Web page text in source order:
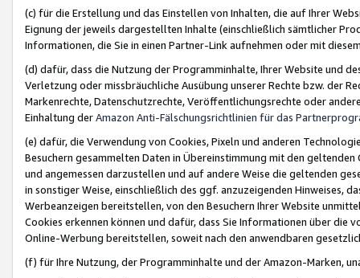
(c) für die Erstellung und das Einstellen von Inhalten, die auf Ihrer
Eignung der jeweils dargestellten Inhalte (einschließlich sämtlicher
Informationen, die Sie in einen Partner-Link aufnehmen oder mit
(d) dafür, dass die Nutzung der Programminhalte, Ihrer Website und
Verletzung oder missbräuchliche Ausübung unserer Rechte bzw. der
Markenrechte, Datenschutzrechte, Veröffentlichungsrechte oder
Einhaltung derAmazon Anti-Fälschungsrichtlinien für das
(e) dafür, die Verwendung von Cookies, Pixeln und anderen
Besuchern gesammelten Daten in Übereinstimmung mit den
und angemessen darzustellen und auf andere Weise die geltenden
in sonstiger Weise, einschließlich des ggf. anzuzeigenden Hinweises,
Werbeanzeigen bereitstellen, von den Besuchern Ihrer Website
Cookies erkennen können und dafür, dass Sie Informationen über die
Online-Werbung bereitstellen, soweit nach den anwendbaren
(f) für Ihre Nutzung, der Programminhalte und der Amazon-Marken,